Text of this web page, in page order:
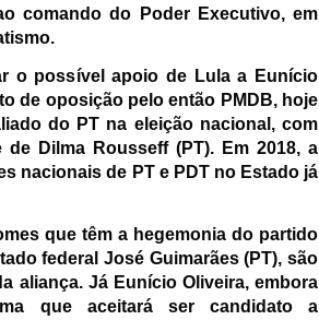
comando do Poder Executivo, em
o possível apoio de Lula a Eunício
de oposição pelo então PMDB, hoje
do PT na eleição nacional, com
de Dilma Rousseff (PT). Em 2018, a
nacionais de PT e PDT no Estado já
que têm a hegemonia do partido
federal José Guimarães (PT), são
aliança. Já Eunício Oliveira, embora
que aceitará ser candidato a